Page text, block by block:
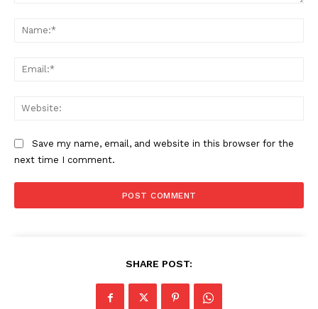
Save my name, email, and website in this browser for the
next time I comment.
SHARE POST: